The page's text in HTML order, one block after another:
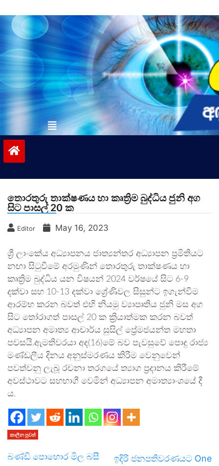
to
contentvinivida.lk
තොරතුරු තාක්ෂණය හා කෘත්‍රිම බුද්ධිය ජුනි අග
සිට පාසල් 20 ක
Editor May 16, 2023
ශ්‍රී ලාංකේය අධ්‍යාපනය ජාත්‍යන්තර අධ්‍යාපන ප්‍රමිතියට
නඟා සිටුවීමේ අරමුණින් තොරතුරු තාක්ෂණය හා
කෘත්‍රිම බුද්ධිය යන විෂයන් 2024 වර්ෂයේ සිට 6-9
දක්වා සහ 10-13 දක්වා ශ්‍රේණිවල සිසුන්ට ඉගැන්වීම
ආරම්භ කරන බවත් එහි නියමු ව්‍යාපෘතිය ජුනි මස අග
සිට තෝරාගත් පාසල් 20 ක ක්‍රියාත්මක කරන බවත්
අධ්‍යාපන අමාත්‍ය ආචාර්ය සුසිල් ප්‍රේමජයන්ත මහතා
පවසයි.ඇමතිවරයා අද(16)මේ බව පැවසුවේ පොදු රාජ්‍ය
මණ්ඩලීය දිනය අනුස්මරණය කිරීම වෙනුවෙන්
පවත්වනු ලැබූ රචනා තරගයේ ත්‍යාග ප්‍රදානය කිරීමේ
අවස්ථාවට සහභාගී වෙමින් අධ්‍යාපන අමාත්‍යාංශයේ දී
ය.
කාලීන පුවත්
බණ්ඩි පොහොර මිල බසී
ඉදිරි ජනපතිවරණයට One